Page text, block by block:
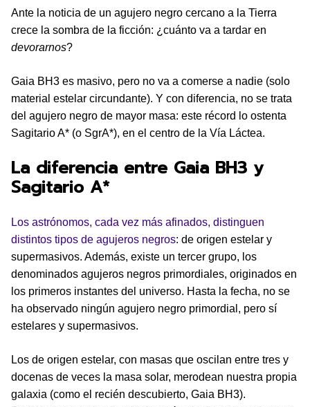
Ante la noticia de un agujero negro cercano a la Tierra
crece la sombra de la ficción: ¿cuánto va a tardar en
devorarnos?
Gaia BH3 es masivo, pero no va a comerse a nadie (solo
material estelar circundante). Y con diferencia, no se trata
del agujero negro de mayor masa: este récord lo ostenta
Sagitario A* (o SgrA*), en el centro de la Vía Láctea.
La diferencia entre Gaia BH3 y
Sagitario A*
Los astrónomos, cada vez más afinados, distinguen
distintos tipos de agujeros negros: de origen estelar y
supermasivos. Además, existe un tercer grupo, los
denominados agujeros negros primordiales, originados en
los primeros instantes del universo. Hasta la fecha, no se
ha observado ningún agujero negro primordial, pero sí
estelares y supermasivos.
Los de origen estelar, con masas que oscilan entre tres y
docenas de veces la masa solar, merodean nuestra propia
galaxia (como el recién descubierto, Gaia BH3).